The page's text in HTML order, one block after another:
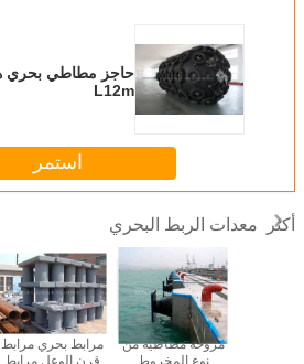
L12m
استمر
أكثر معدات الربط البحري
مرابط بحري مرابط
قرن الوعل مرابط
مروحة مطاطية من
نوع المخروط